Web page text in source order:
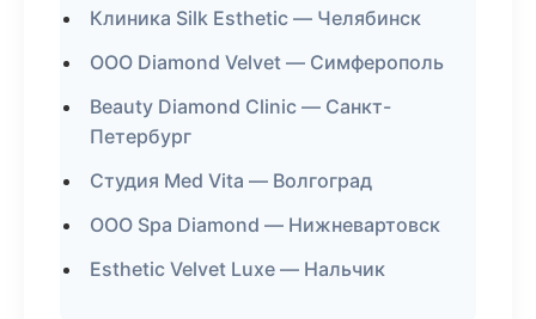
Клиника Silk Esthetic — Челябинск
ООО Diamond Velvet — Симферополь
Beauty Diamond Clinic — Санкт-
Петербург
Студия Med Vita — Волгоград
ООО Spa Diamond — Нижневартовск
Esthetic Velvet Luxe — Нальчик